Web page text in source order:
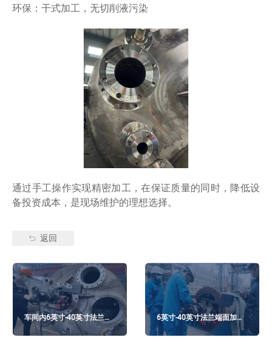
环保：干式加工，无切削液污染
通过手工操作实现精密加工，在保证质量的同时，降低设
备投资成本，是现场维护的理想选择。
返回
车间内6英寸-40英寸法兰端
面机
6英寸-40英寸法兰端面加工
机，化工厂------中国